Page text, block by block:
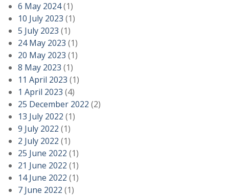
6 May 2024(1)
10 July 2023 (1)
5 July 2023 (1)
24 May 2023 (1)
20 May 2023 (1)
8 May 2023 (1)
11 April 2023 (1)
1 April 2023 (4)
25 December 2022 (2)
13 July 2022 (1)
9 July 2022 (1)
2 July 2022 (1)
25 June 2022 (1)
21 June 2022 (1)
14 June 2022 (1)
7 June 2022 (1)